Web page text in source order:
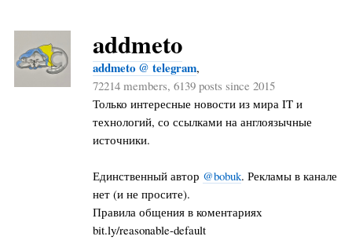
addmeto
addmeto @ telegram,
72214 members, 6139 posts since 2015
Только интересные новости из мира IT и
технологий, со ссылками на англоязычные
источники.
Единственный автор @bobuk. Рекламы в канале
нет (и не просите).
Правила общения в коментариях
bit.ly/reasonable-default